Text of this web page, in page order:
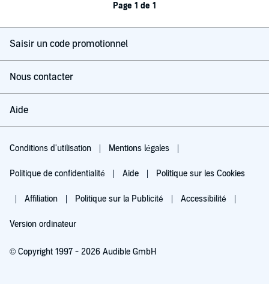
Page 1 de 1
Saisir un code promotionnel
Nous contacter
Aide
Conditions d'utilisation Mentions légales
Politique de confidentialité Aide Politique sur les Cookies
Affiliation Politique sur la Publicité Accessibilité
Version ordinateur
© Copyright 1997 - 2026 Audible GmbH